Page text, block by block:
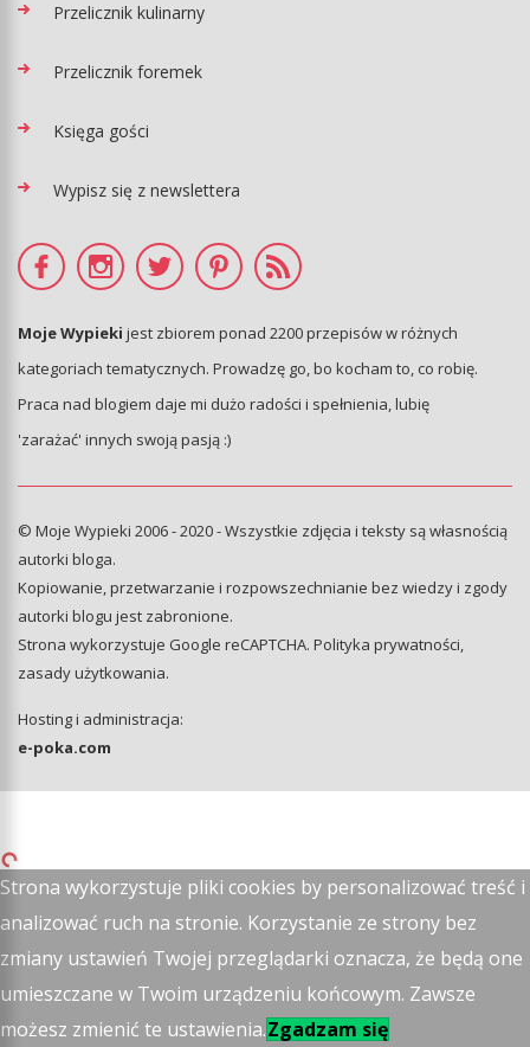
Przelicznik kulinarny
Przelicznik foremek
Księga gości
Wypisz się z newslettera
Moje Wypieki jest zbiorem ponad 2200 przepisów w różnych
kategoriach tematycznych. Prowadzę go, bo kocham to, co robię.
Praca nad blogiem daje mi dużo radości i spełnienia, lubię
'zarażać' innych swoją pasją :)
© Moje Wypieki 2006 - 2020 - Wszystkie zdjęcia i teksty są własnością
autorki bloga.
Kopiowanie, przetwarzanie i rozpowszechnianie bez wiedzy i zgody
autorki blogu jest zabronione.
Strona wykorzystuje Google reCAPTCHA. Polityka prywatności,
zasady użytkowania.
Hosting i administracja:
e-poka.com
Strona wykorzystuje pliki cookies by personalizować treść i
analizować ruch na stronie. Korzystanie ze strony bez
zmiany ustawień Twojej przeglądarki oznacza, że będą one
umieszczane w Twoim urządzeniu końcowym. Zawsze
możesz zmienić te ustawienia.Zgadzam się